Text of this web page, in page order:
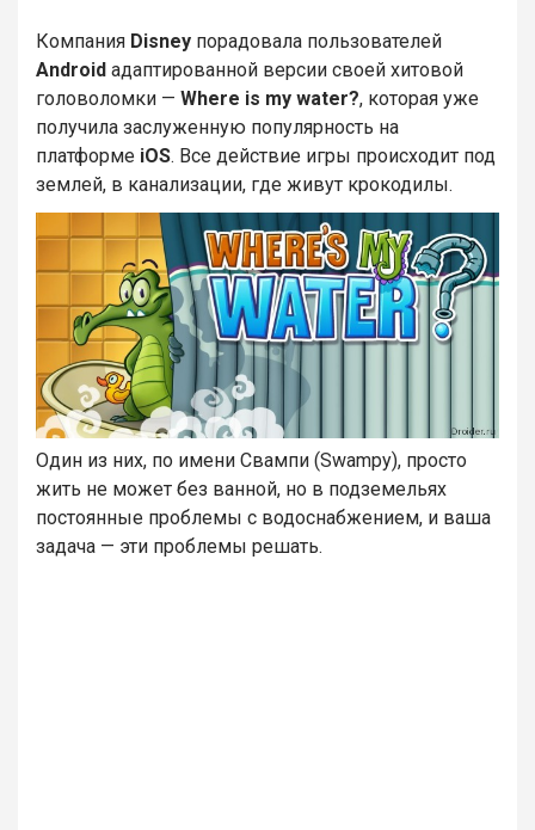
Компания Disney порадовала пользователей
Android адаптированной версии своей хитовой
головоломки — Where is my water?, которая уже
получила заслуженную популярность на
платформе iOS. Все действие игры происходит под
землей, в канализации, где живут крокодилы.
Один из них, по имени Свампи (Swampy), просто
жить не может без ванной, но в подземельях
постоянные проблемы с водоснабжением, и ваша
задача — эти проблемы решать.